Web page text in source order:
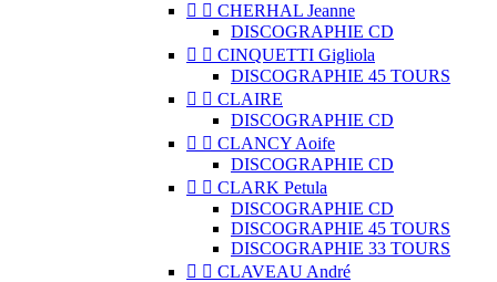
  CHERHAL Jeanne
DISCOGRAPHIE CD
  CINQUETTI Gigliola
DISCOGRAPHIE 45 TOURS
  CLAIRE
DISCOGRAPHIE CD
  CLANCY Aoife
DISCOGRAPHIE CD
  CLARK Petula
DISCOGRAPHIE CD
DISCOGRAPHIE 45 TOURS
DISCOGRAPHIE 33 TOURS
  CLAVEAU André